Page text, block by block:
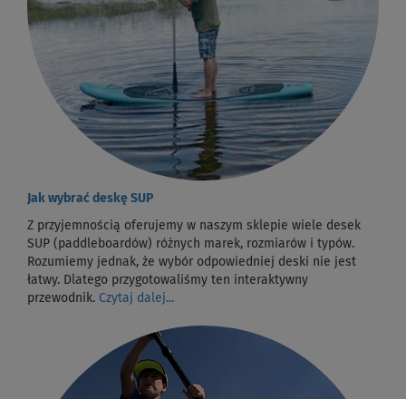
Jak wybrać deskę SUP
Z przyjemnością oferujemy w naszym sklepie wiele desek
SUP (paddleboardów) różnych marek, rozmiarów i typów.
Rozumiemy jednak, że wybór odpowiedniej deski nie jest
łatwy. Dlatego przygotowaliśmy ten interaktywny
przewodnik. Czytaj dalej...